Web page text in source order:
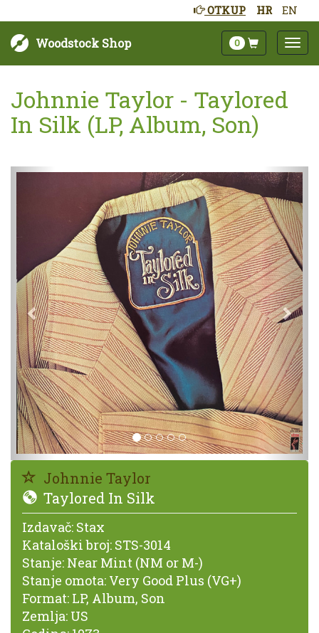
HR EN
OTKUP
Woodstock Shop 0
Johnnie Taylor - Taylored
In Silk (LP, Album, Son)
Sljedeće
Johnnie Taylor
Taylored In Silk
Izdavač: Stax
Kataloški broj: STS-3014
Stanje: Near Mint (NM or M-)
Stanje omota: Very Good Plus (VG+)
Format: LP, Album, Son
Zemlja: US